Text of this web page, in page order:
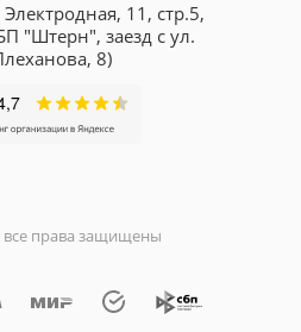
11, стр.5,
"Штерн", заезд с ул.
8)
все права защищены